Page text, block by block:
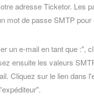
adresse Ticketor. Les
mot de passe SMTP pour
un e-mail en tant que :",
ensuite les valeurs
Cliquez sur le lien dans